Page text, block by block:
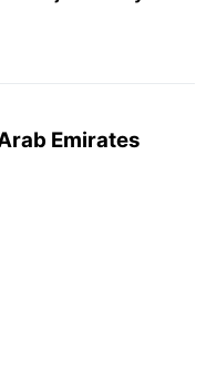
Emirates